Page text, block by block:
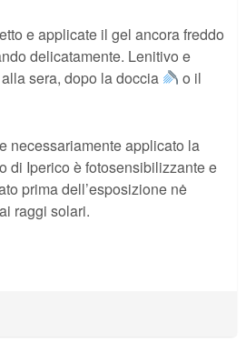
e applicate il gel ancora freddo
delicatamente. Lenitivo e
sera, dopo la doccia
o il
necessariamente applicato la
di Iperico è fotosensibilizzante e
prima dell’esposizione nė
raggi solari.